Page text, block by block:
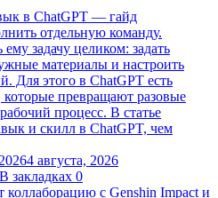
в ChatGPT — гайд
отдельную команду.
задачу целиком: задать
материалы и настроить
Для этого в ChatGPT есть
превращают разовые
процесс. В статье
и скилл в ChatGPT, чем
4 августа, 2026
В закладках 0
с Genshin Impact и